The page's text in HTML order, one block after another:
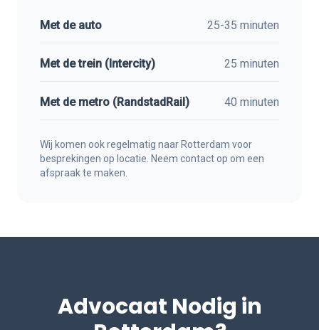
Met de auto 25-35 minuten
Met de trein (Intercity) 25 minuten
Met de metro (RandstadRail) 40 minuten
Wij komen ook regelmatig naar Rotterdam voor
besprekingen op locatie. Neem contact op om een
afspraak te maken.
Advocaat Nodig in